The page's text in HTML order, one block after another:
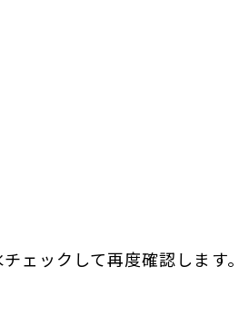
ェックして再度確認します。